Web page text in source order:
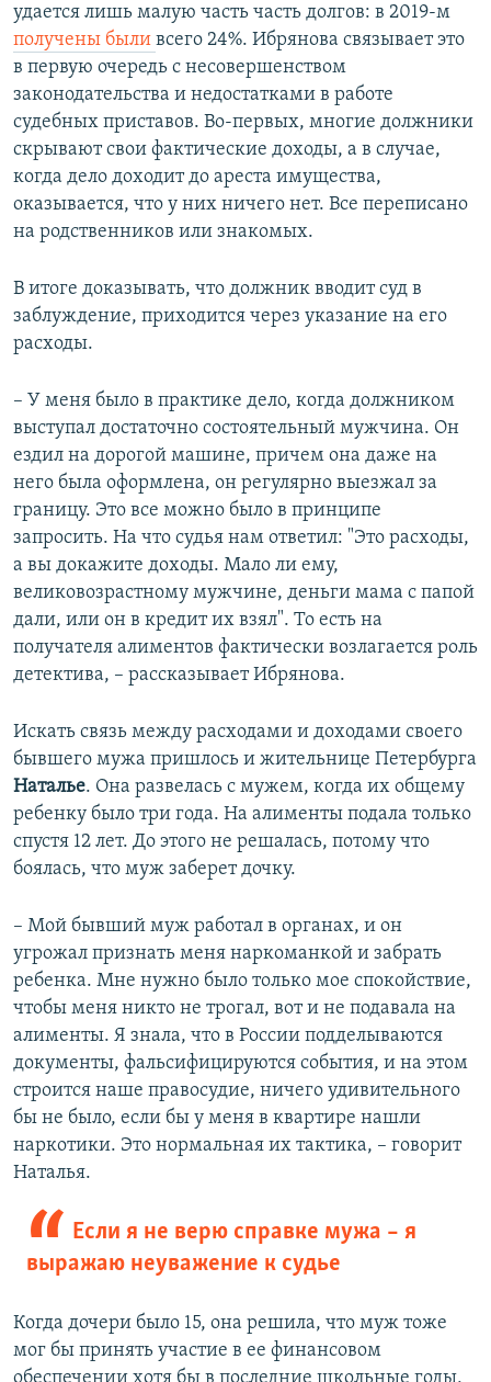
удается лишь малую часть часть долгов: в 2019-м
получены были всего 24%. Ибрянова связывает это
в первую очередь с несовершенством
законодательства и недостатками в работе
судебных приставов. Во-первых, многие должники
скрывают свои фактические доходы, а в случае,
когда дело доходит до ареста имущества,
оказывается, что у них ничего нет. Все переписано
на родственников или знакомых.
В итоге доказывать, что должник вводит суд в
заблуждение, приходится через указание на его
расходы.
– У меня было в практике дело, когда должником
выступал достаточно состоятельный мужчина. Он
ездил на дорогой машине, причем она даже на
него была оформлена, он регулярно выезжал за
границу. Это все можно было в принципе
запросить. На что судья нам ответил: "Это расходы,
а вы докажите доходы. Мало ли ему,
великовозрастному мужчине, деньги мама с папой
дали, или он в кредит их взял". То есть на
получателя алиментов фактически возлагается роль
детектива, – рассказывает Ибрянова.
Искать связь между расходами и доходами своего
бывшего мужа пришлось и жительнице Петербурга
Наталье. Она развелась с мужем, когда их общему
ребенку было три года. На алименты подала только
спустя 12 лет. До этого не решалась, потому что
боялась, что муж заберет дочку.
– Мой бывший муж работал в органах, и он
угрожал признать меня наркоманкой и забрать
ребенка. Мне нужно было только мое спокойствие,
чтобы меня никто не трогал, вот и не подавала на
алименты. Я знала, что в России подделываются
документы, фальсифицируются события, и на этом
строится наше правосудие, ничего удивительного
бы не было, если бы у меня в квартире нашли
наркотики. Это нормальная их тактика, – говорит
Наталья.
Если я не верю справке мужа – я
выражаю неуважение к судье
Когда дочери было 15, она решила, что муж тоже
мог бы принять участие в ее финансовом